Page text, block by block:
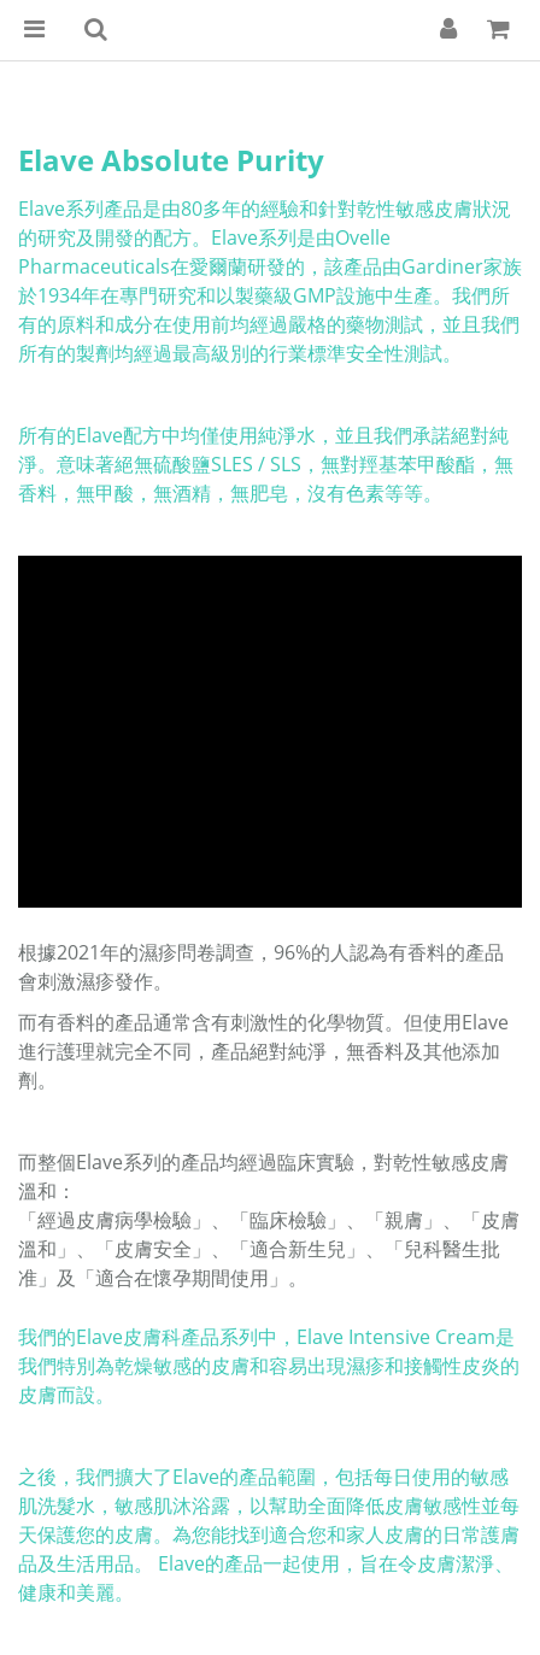
Elave Absolute Purity
Elave系列產品是由80多年的經驗和針對乾性敏感皮膚狀況
的研究及開發的配方。Elave系列是由Ovelle
Pharmaceuticals在愛爾蘭研發的，該產品由Gardiner家族
於1934年在專門研究和以製藥級GMP設施中生產。我們所
有的原料和成分在使用前均經過嚴格的藥物測試，並且我們
所有的製劑均經過最高級別的行業標準安全性測試。
所有的Elave配方中均僅使用純淨水，並且我們承諾絕對純
淨。意味著絕無硫酸鹽SLES / SLS，無對羥基苯甲酸酯，無
香料，無甲酸，無酒精，無肥皂，沒有色素等等。
根據2021年的濕疹問卷調查，96%的人認為有香料的產品
會刺激濕疹發作。
而有香料的產品通常含有刺激性的化學物質。但使用Elave
進行護理就完全不同，產品絕對純淨，無香料及其他添加
劑。
而整個Elave系列的產品均經過臨床實驗，對乾性敏感皮膚
溫和：
「經過皮膚病學檢驗」、「臨床檢驗」、「親膚」、「皮膚
溫和」、「皮膚安全」、「適合新生兒」、「兒科醫生批
准」及「適合在懷孕期間使用」。
我們的Elave皮膚科產品系列中，Elave Intensive Cream是
我們特別為乾燥敏感的皮膚和容易出現濕疹和接觸性皮炎的
皮膚而設。
之後，我們擴大了Elave的產品範圍，包括每日使用的敏感
肌洗髮水，敏感肌沐浴露，以幫助全面降低皮膚敏感性並每
天保護您的皮膚。為您能找到適合您和家人皮膚的日常護膚
品及生活用品。 Elave的產品一起使用，旨在令皮膚潔淨、
健康和美麗。